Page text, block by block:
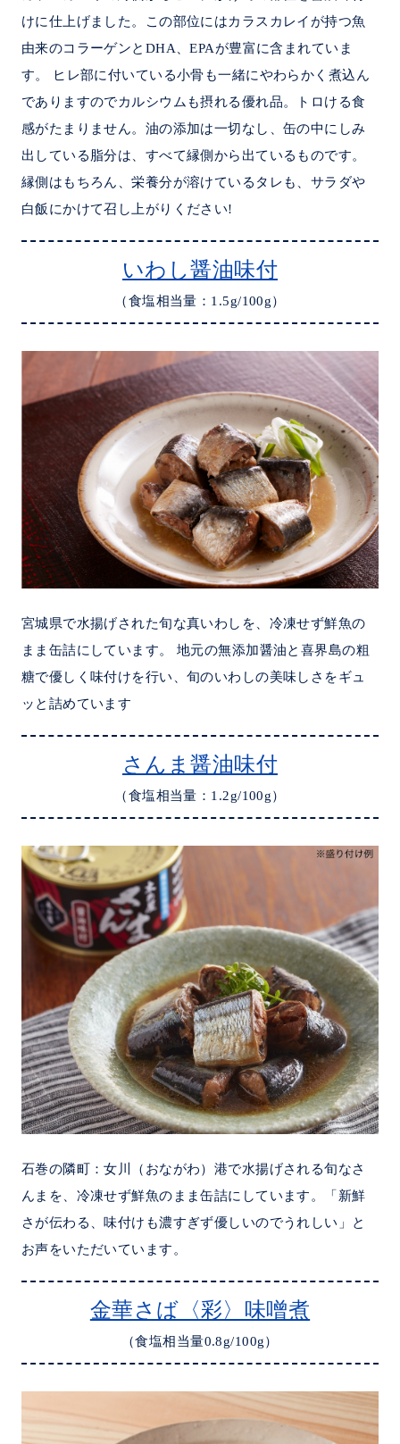
けに仕上げました。この部位にはカラスカレイが持つ魚
由来のコラーゲンとDHA、EPAが豊富に含まれていま
す。 ヒレ部に付いている小骨も一緒にやわらかく煮込ん
でありますのでカルシウムも摂れる優れ品。トロける食
感がたまりません。油の添加は一切なし、缶の中にしみ
出している脂分は、すべて縁側から出ているものです。
縁側はもちろん、栄養分が溶けているタレも、サラダや
白飯にかけて召し上がりください!
いわし醤油味付
（食塩相当量：1.5g/100g）
宮城県で水揚げされた旬な真いわしを、冷凍せず鮮魚の
まま缶詰にしています。 地元の無添加醤油と喜界島の粗
糖で優しく味付けを行い、旬のいわしの美味しさをギュ
ッと詰めています
さんま醤油味付
（食塩相当量：1.2g/100g）
石巻の隣町：女川（おながわ）港で水揚げされる旬なさ
んまを、冷凍せず鮮魚のまま缶詰にしています。「新鮮
さが伝わる、味付けも濃すぎず優しいのでうれしい」と
お声をいただいています。
金華さば〈彩〉味噌煮
（食塩相当量0.8g/100g）